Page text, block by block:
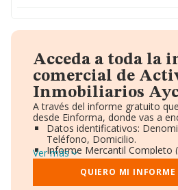
Acceda a toda la
comercial de
Inmobiliarios
A través del informe gratuito
desde Einforma, donde vas a
Datos identificativos:
Teléfono, Domicilio.
Informe Mercantil Completo
Gráficos de Evolución
Consejo de Administración y
Directivos y Ejecutivos.
Ver más
QUIERO MI INFORME